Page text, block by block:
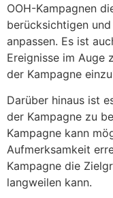
OOH-Kampagnen
berücksichtigen
anpassen. Es ist
Ereignisse im Auge
der Kampagne
Darüber hinaus ist
der Kampagne zu
Kampagne kann
Aufmerksamkeit
Kampagne die
langweilen kann.